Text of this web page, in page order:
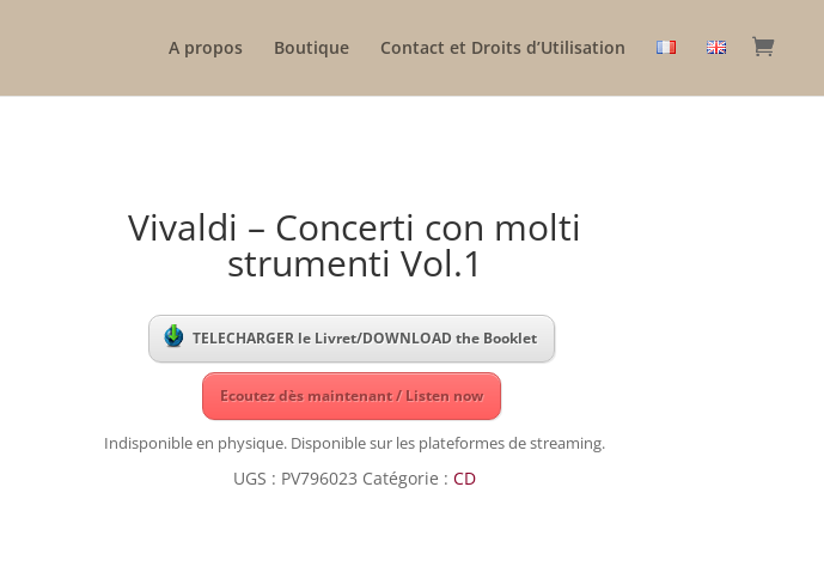
A propos Boutique Contact et Droits d’Utilisation
Vivaldi – Concerti con molti
strumenti Vol.1
TELECHARGER le Livret/DOWNLOAD the Booklet
Ecoutez dès maintenant / Listen now
Indisponible en physique. Disponible sur les plateformes de streaming.
UGS : PV796023 Catégorie :CD